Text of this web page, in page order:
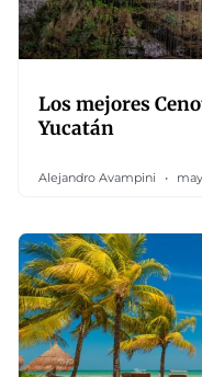
Los mejores
Yucatán
Alejandro Avampini